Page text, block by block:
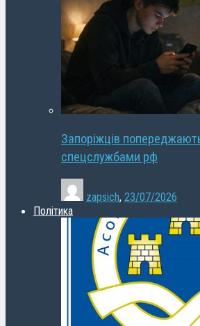
Запоріжців
спецслужбами рф
zapsich, 23/07/2026
Політика